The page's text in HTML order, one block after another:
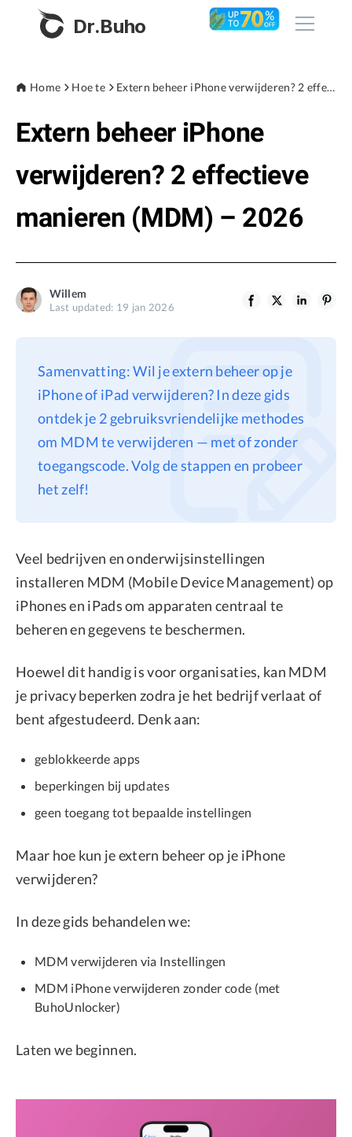
Dr.Buho
Products
BuhoCleaner
BuhoUnlocker
BuhoRepair
BuhoLaunchpad
Store
Blog
Privacy
Refund
Home Hoe te Extern beheer iPhone verwijderen? 2 effectieve manieren (MDM) – 2026
Extern beheer iPhone
verwijderen? 2 effectieve
manieren (MDM) – 2026
Willem
Last updated: 19 jan 2026
Samenvatting: Wil je extern beheer op je
iPhone of iPad verwijderen? In deze gids
ontdek je 2 gebruiksvriendelijke methodes
om MDM te verwijderen — met of zonder
toegangscode. Volg de stappen en probeer
het zelf!
Veel bedrijven en onderwijsinstellingen
installeren MDM (Mobile Device Management) op
iPhones en iPads om apparaten centraal te
beheren en gegevens te beschermen.
Hoewel dit handig is voor organisaties, kan MDM
je privacy beperken zodra je het bedrijf verlaat of
bent afgestudeerd. Denk aan:
geblokkeerde apps
beperkingen bij updates
geen toegang tot bepaalde instellingen
Maar hoe kun je extern beheer op je iPhone
verwijderen?
In deze gids behandelen we:
MDM verwijderen via Instellingen
MDM iPhone verwijderen zonder code (met
BuhoUnlocker)
Laten we beginnen.